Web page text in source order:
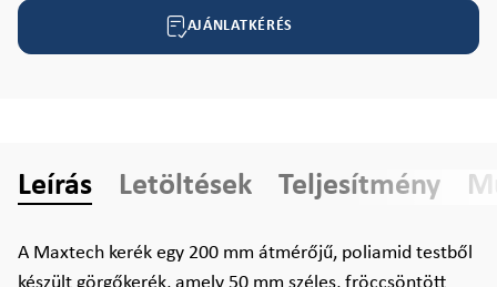
AJÁNLATKÉRÉS
Leírás Letöltések Teljesítmény
A Maxtech kerék egy 200 mm átmérőjű, poliamid testből